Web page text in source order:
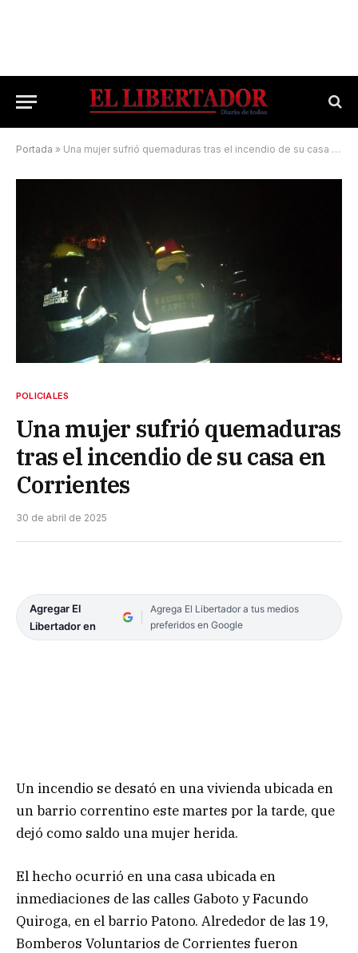
Portada » Una mujer sufrió quemaduras tras el incendio de su casa en Corrientes
POLICIALES
Una mujer sufrió quemaduras
tras el incendio de su casa en
Corrientes
30 de abril de 2025
Agregar El
Libertador en
Agrega El Libertador a tus medios
preferidos en Google
Un incendio se desató en una vivienda ubicada en
un barrio correntino este martes por la tarde, que
dejó como saldo una mujer herida.
El hecho ocurrió en una casa ubicada en
inmediaciones de las calles Gaboto y Facundo
Quiroga, en el barrio Patono. Alrededor de las 19,
Bomberos Voluntarios de Corrientes fueron